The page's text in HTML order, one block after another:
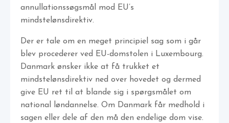
annullationssøgsmål mod EU’s
mindstelønsdirektiv.
Der er tale om en meget principiel sag som i går
blev procederer ved EU-domstolen i Luxembourg.
Danmark ønsker ikke at få trukket et
mindstelønsdirektiv ned over hovedet og dermed
give EU ret til at blande sig i spørgsmålet om
national løndannelse. Om Danmark får medhold i
sagen eller dele af den må den endelige dom vise.